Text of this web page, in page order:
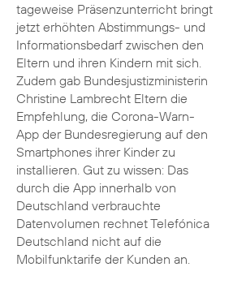
tageweise Präsenzunterricht bringt
jetzt erhöhten Abstimmungs- und
Informationsbedarf zwischen den
Eltern und ihren Kindern mit sich.
Zudem gab Bundesjustizministerin
Christine Lambrecht Eltern die
Empfehlung, die Corona-Warn-
App der Bundesregierung auf den
Smartphones ihrer Kinder zu
installieren. Gut zu wissen: Das
durch die App innerhalb von
Deutschland verbrauchte
Datenvolumen rechnet Telefónica
Deutschland nicht auf die
Mobilfunktarife der Kunden an.